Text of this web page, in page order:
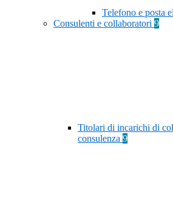
Telefono e posta
Consulenti e collaboratori 9
Titolari di incarichi di
consulenza 9